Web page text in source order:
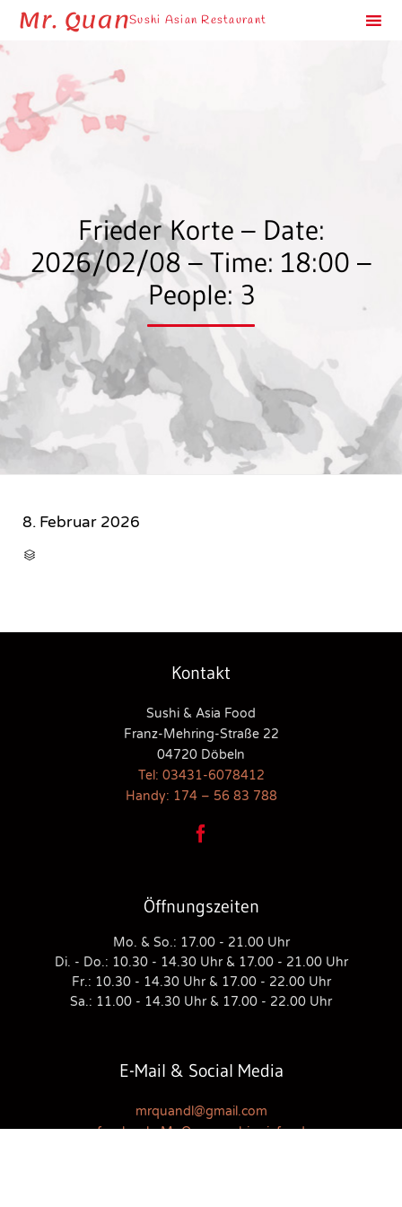
Mr. QuanSushi Asian Restaurant
Frieder Korte – Date:
2026/02/08 – Time: 18:00 –
People: 3
8. Februar 2026

Kontakt
Sushi & Asia Food
Franz-Mehring-Straße 22
04720 Döbeln
Tel: 03431-6078412
Handy: 174 – 56 83 788

Öffnungszeiten
Mo. & So.: 17.00 - 21.00 Uhr
Di. - Do.: 10.30 - 14.30 Uhr & 17.00 - 21.00 Uhr
Fr.: 10.30 - 14.30 Uhr & 17.00 - 22.00 Uhr
Sa.: 11.00 - 14.30 Uhr & 17.00 - 22.00 Uhr
E-Mail & Social Media
mrquandl@gmail.com
facebook: Mr Quan sushi asiafood